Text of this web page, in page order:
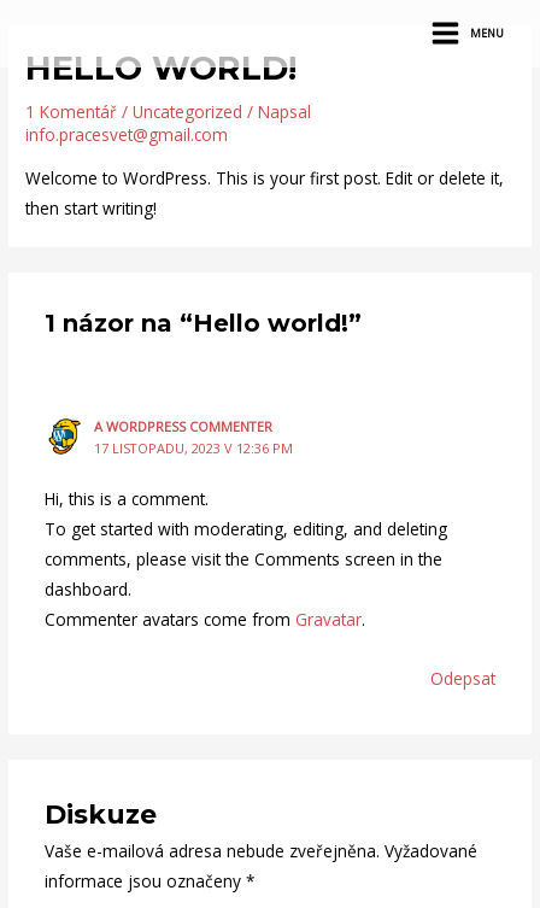
obsah
MAIN
MENU
HELLO WORLD!
1 Komentář /Uncategorized / Napsal
info.pracesvet@gmail.com
Welcome to WordPress. This is your first post. Edit or delete it,
then start writing!
1 názor na “Hello world!”
A WORDPRESS COMMENTER
17 LISTOPADU, 2023 V 12:36 PM
Hi, this is a comment.
To get started with moderating, editing, and deleting
comments, please visit the Comments screen in the
dashboard.
Commenter avatars come from Gravatar.
Odepsat
Diskuze
Vaše e-mailová adresa nebude zveřejněna. Vyžadované
informace jsou označeny *